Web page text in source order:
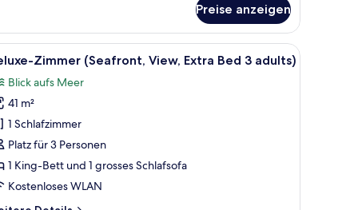
Preise anzeigen
Tisch mit einer Vase und einem Balkon mit Meerblick.
einem Schreibtisch, zwei Stühlen, einem Tisch und Meerblick.
Ein Hotelzimmer mit einem großen Bett,
6 Zimmer (Seafront, View, Extra Bed 3 adults)
Blick aufs Meer
41 m²
1 Schlafzimmer
Platz für 3 Personen
1 King-Bett und 1 grosses Schlafsofa
Kostenloses WLAN